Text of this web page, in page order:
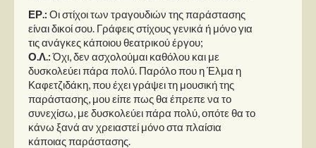
ΕΡ.: Οι στίχοι των τραγουδιών της παράστασης
είναι δικοί σου. Γράφεις στίχους γενικά ή μόνο για
τις ανάγκες κάποιου θεατρικού έργου;
Ο.Λ.:Όχι, δεν ασχολούμαι καθόλου και με
δυσκολεύει πάρα πολύ. Παρόλο που η Έλμα η
Καφετζιδάκη, που έχει γράψει τη μουσική της
παράστασης, μου είπε πως θα έπρεπε να το
συνεχίσω, με δυσκολεύει πάρα πολύ, οπότε θα το
κάνω ξανά αν χρειαστεί μόνο στα πλαίσια
κάποιας παράστασης.